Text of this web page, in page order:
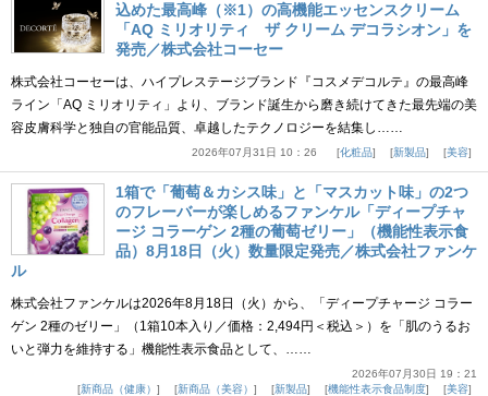
込めた最高峰（※1）の高機能エッセンスクリーム
「AQ ミリオリティ ザ クリーム デコラシオン」を
発売／株式会社コーセー
株式会社コーセーは、ハイプレステージブランド『コスメデコルテ』の最高峰
ライン「AQ ミリオリティ」より、ブランド誕生から磨き続けてきた最先端の美
容皮膚科学と独自の官能品質、卓越したテクノロジーを結集し……
2026年07月31日 10：26 化粧品 新製品 美容
1箱で「葡萄＆カシス味」と「マスカット味」の2つ
のフレーバーが楽しめるファンケル「ディープチャ
ージ コラーゲン 2種の葡萄ゼリー」（機能性表示食
品）8月18日（火）数量限定発売／株式会社ファンケ
ル
株式会社ファンケルは2026年8月18日（火）から、「ディープチャージ コラー
ゲン 2種のゼリー」（1箱10本入り／価格：2,494円＜税込＞）を「肌のうるお
いと弾力を維持する」機能性表示食品として、……
2026年07月30日 19：21
新商品（健康）
新商品（美容） 新製品 機能性表示食品制度 美容